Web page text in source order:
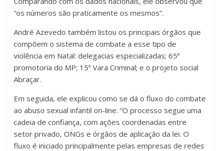
“os números são praticamente os mesmos”.
André Azevedo também listou os principais órgãos que
compõem o sistema de combate a esse tipo de
violência em Natal: delegacias especializadas; 65ª
promotoria do MP; 15ª Vara Criminal; e o projeto social
Abraçar.
Em seguida, ele explicou como se dá o fluxo do combate
ao abuso sexual infantil on-line. “O processo segue uma
cadeia de confiança, com ações coordenadas entre
setor privado, ONGs e órgãos de aplicação da lei. O
fluxo é iniciado principalmente pelas empresas de redes